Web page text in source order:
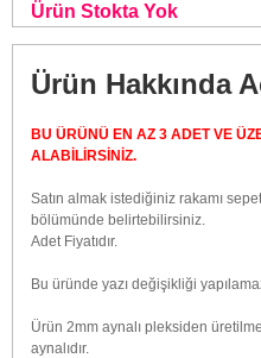
Ürün Stokta Yok
Ürün Hakkında
BU ÜRÜNÜ EN AZ 3 ADET VE
ALABİLİRSİNİZ.
Satın almak istediğiniz rakamı
bölümünde belirtebilirsiniz.
Adet Fiyatıdır.
Bu üründe yazı değişikliği
Ürün 2mm aynalı pleksiden
aynalıdır.